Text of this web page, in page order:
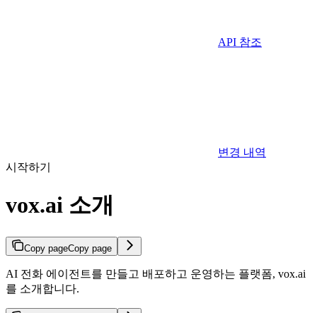
API 참조
변경 내역
시작하기
vox.ai 소개
Copy pageCopy page
AI 전화 에이전트를 만들고 배포하고 운영하는 플랫폼, vox.ai
를 소개합니다.